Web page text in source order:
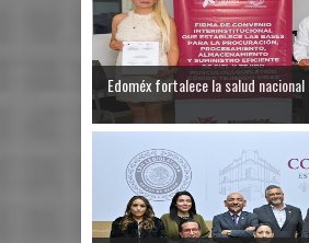
Edoméx fortalece la salud nacional ...